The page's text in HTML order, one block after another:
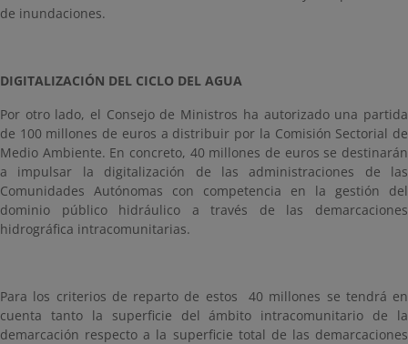
de inundaciones.
DIGITALIZACIÓN DEL CICLO DEL AGUA
Por otro lado, el Consejo de Ministros ha autorizado una partida
de 100 millones de euros a distribuir por la Comisión Sectorial de
Medio Ambiente. En concreto, 40 millones de euros se destinarán
a impulsar la digitalización de las administraciones de las
Comunidades Autónomas con competencia en la gestión del
dominio público hidráulico a través de las demarcaciones
hidrográfica intracomunitarias.
Para los criterios de reparto de estos 40 millones se tendrá en
cuenta tanto la superficie del ámbito intracomunitario de la
demarcación respecto a la superficie total de las demarcaciones